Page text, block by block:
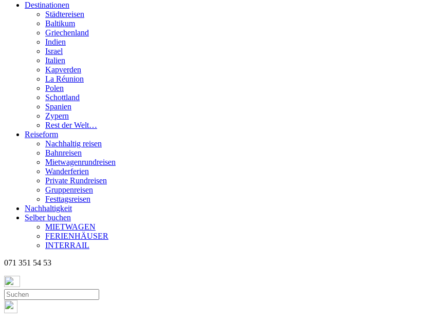
Destinationen
Städtereisen
Baltikum
Griechenland
Indien
Israel
Italien
Kapverden
La Réunion
Polen
Schottland
Spanien
Zypern
Rest der Welt…
Reiseform
Nachhaltig reisen
Bahnreisen
Mietwagenrundreisen
Wanderferien
Private Rundreisen
Gruppenreisen
Festtagsreisen
Nachhaltigkeit
Selber buchen
MIETWAGEN
FERIENHÄUSER
INTERRAIL
071 351 54 53